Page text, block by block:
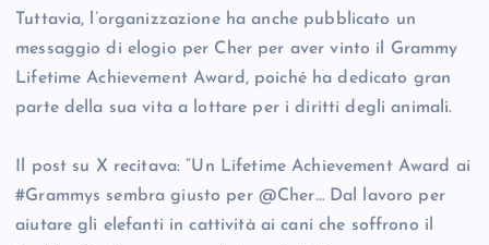
Tuttavia, l’organizzazione ha anche pubblicato un
messaggio di elogio per Cher per aver vinto il Grammy
Lifetime Achievement Award, poiché ha dedicato gran
parte della sua vita a lottare per i diritti degli animali.
Il post su X recitava: “Un Lifetime Achievement Award ai
#Grammys sembra giusto per @Cher… Dal lavoro per
aiutare gli elefanti in cattività ai cani che soffrono il